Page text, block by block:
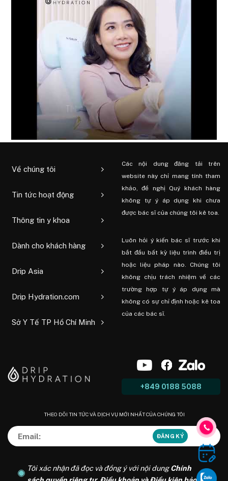
Về chúng tôi
Tin tức hoạt động
Thông tin y khoa
Dành cho khách hàng
Drip Asia
Drip Hydration.com
Sở Y Tế TP Hồ Chí Minh
Các nội dung đăng tải trên
website này chỉ mang tính tham
khảo, đề nghị Quý khách hàng
không tự ý áp dụng khi chưa
được bác sĩ của chúng tôi kê toa.
Luôn hỏi ý kiến ​​bác sĩ trước khi
bắt đầu bất kỳ liệu trình điều trị
hoặc liệu pháp nào. Chúng tôi
không chịu trách nhiệm về các
trường hợp tự ý áp dụng mà
không có sự chỉ định hoặc kê toa
của các bác sĩ.
+849 0188 5088
THEO DÕI TIN TỨC VÀ DỊCH VỤ MỚI NHẤT CỦA CHÚNG TÔI
Tôi xác nhận đã đọc và đồng ý với nội dungChính